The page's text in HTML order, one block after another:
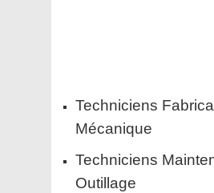
Techniciens
Mécanique
Techniciens
Outillage